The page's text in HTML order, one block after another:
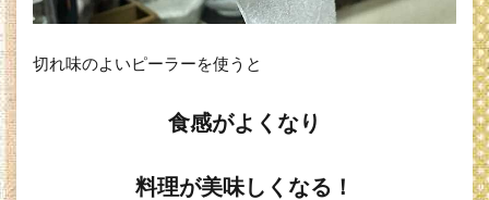
切れ味のよいピーラーを使うと
食感がよくなり
料理が美味しくなる！